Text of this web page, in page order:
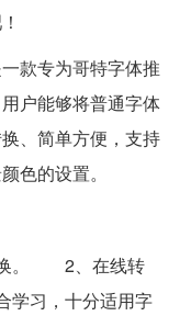
款专为哥特字体推
户能够将普通字体
、简单方便，支持
色的设置。
。 2、在线转
习，十分适用字